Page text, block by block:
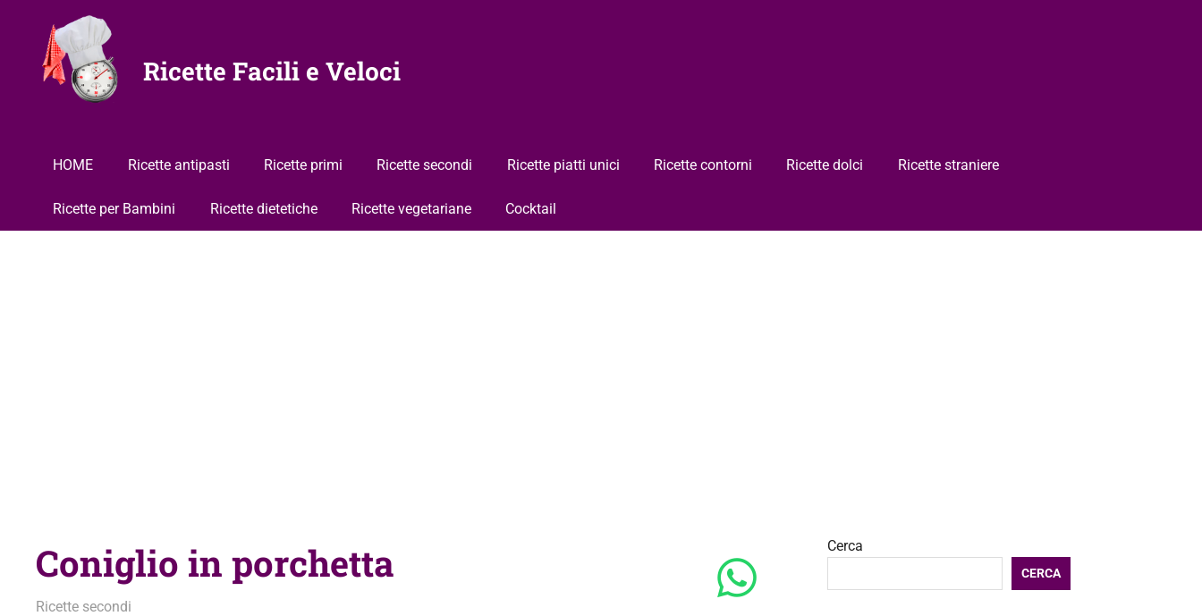
contenuto
Ricette Facili e Veloci
HOME Ricette antipasti Ricette primi Ricette secondi Ricette piatti unici Ricette contorni Ricette dolci Ricette straniere
Ricette per Bambini Ricette dietetiche Ricette vegetariane Cocktail
Coniglio in porchetta
15 Aprile 2012
admin
Ricette secondi
Cerca
CERCA